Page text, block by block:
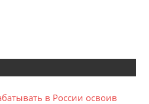
в России освоив